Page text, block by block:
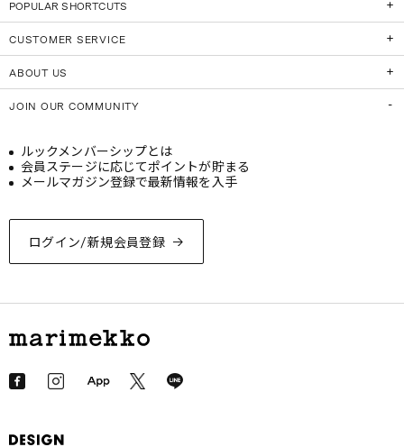
POPULAR SHORTCUTS
CUSTOMER SERVICE
ABOUT US
JOIN OUR COMMUNITY
ログイン/新規会員登録
ルックメンバーシップとは
会員ステージに応じてポイントが貯まる
メールマガジン登録で最新情報を入手